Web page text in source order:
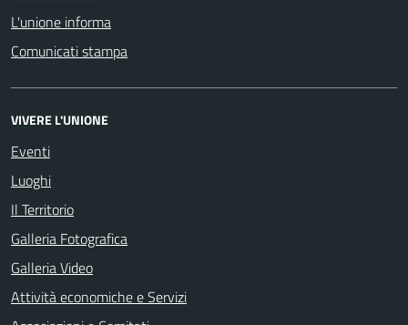
L'unione informa
Comunicati stampa
VIVERE L'UNIONE
Eventi
Luoghi
Il Territorio
Galleria Fotografica
Galleria Video
Attività economiche e Servizi